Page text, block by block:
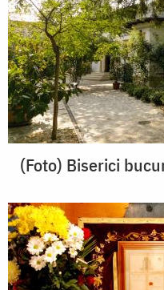
(Foto) Biserici